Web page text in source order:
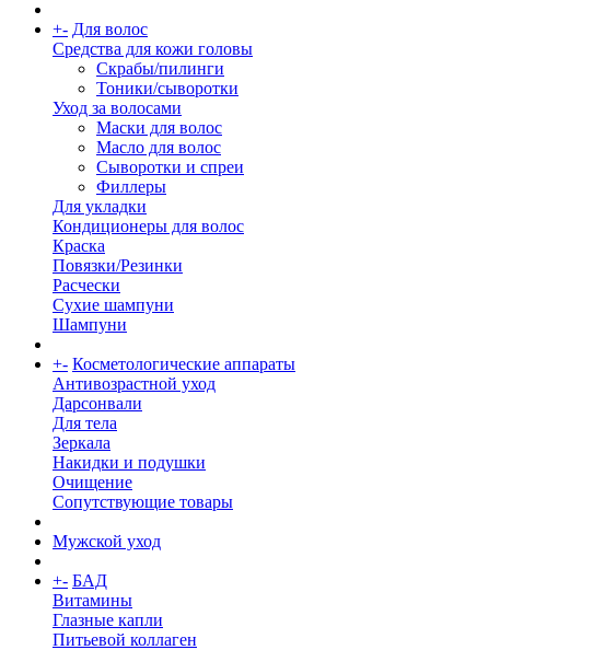
+- Для волос
Средства для кожи головы
Скрабы/пилинги
Тоники/сыворотки
Уход за волосами
Маски для волос
Масло для волос
Сыворотки и спреи
Филлеры
Для укладки
Кондиционеры для волос
Краска
Повязки/Резинки
Расчески
Сухие шампуни
Шампуни
+- Косметологические аппараты
Антивозрастной уход
Дарсонвали
Для тела
Зеркала
Накидки и подушки
Очищение
Сопутствующие товары
Мужской уход
+- БАД
Витамины
Глазные капли
Питьевой коллаген